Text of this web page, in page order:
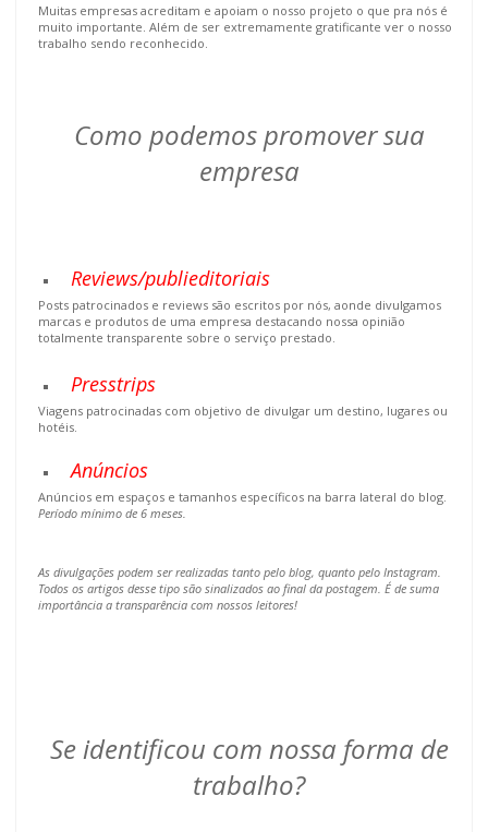
Muitas empresas acreditam e apoiam o nosso projeto o que pra nós é
muito importante. Além de ser extremamente gratificante ver o nosso
trabalho sendo reconhecido.
Como podemos promover sua
empresa
Reviews/publieditoriais
Posts patrocinados e reviews são escritos por nós, aonde divulgamos
marcas e produtos de uma empresa destacando nossa opinião
totalmente transparente sobre o serviço prestado.
Presstrips
Viagens patrocinadas com objetivo de divulgar um destino, lugares ou
hotéis.
Anúncios
Anúncios em espaços e tamanhos específicos na barra lateral do blog.
Período mínimo de 6 meses.
As divulgações podem ser realizadas tanto pelo blog, quanto pelo Instagram.
Todos os artigos desse tipo são sinalizados ao final da postagem. É de suma
importância a transparência com nossos leitores!
Se identificou com nossa forma de
trabalho?